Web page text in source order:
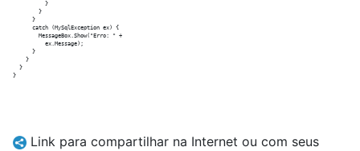
          }
        }
      }
      catch (MySqlException ex) {
        MessageBox.Show("Erro: " +
          ex.Message);
      }
    }
  }
Link para compartilhar na Internet ou com seus